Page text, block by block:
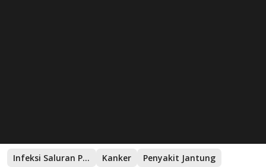
Infeksi Saluran Pernapasan Kanker
Penyakit Jantung